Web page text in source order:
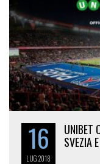
16
LUG2018
UNIBET
SVEZIA